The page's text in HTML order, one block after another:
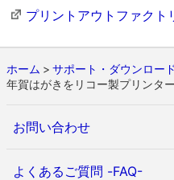
プリントアウトファクト
ホーム サポート・ダウンロード
年賀はがきをリコー製プリンタ
お問い合わせ
よくあるご質問 -FAQ-